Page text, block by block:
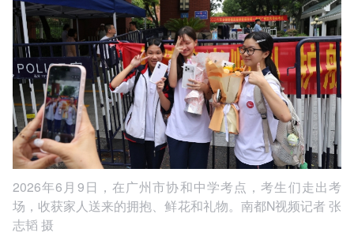
2026年6月9日，在广州市协和中学考点，考生们走出考
场，收获家人送来的拥抱、鲜花和礼物。南都N视频记者 张
志韬 摄